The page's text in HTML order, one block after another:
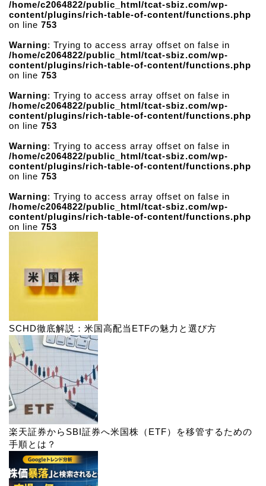
/home/c2064822/public_html/tcat-sbiz.com/wp-
content/plugins/rich-table-of-content/functions.php
on line 753
Warning: Trying to access array offset on false in
/home/c2064822/public_html/tcat-sbiz.com/wp-
content/plugins/rich-table-of-content/functions.php
on line 753
Warning: Trying to access array offset on false in
/home/c2064822/public_html/tcat-sbiz.com/wp-
content/plugins/rich-table-of-content/functions.php
on line 753
Warning: Trying to access array offset on false in
/home/c2064822/public_html/tcat-sbiz.com/wp-
content/plugins/rich-table-of-content/functions.php
on line 753
Warning: Trying to access array offset on false in
/home/c2064822/public_html/tcat-sbiz.com/wp-
content/plugins/rich-table-of-content/functions.php
on line 753
SCHD徹底解説：米国高配当ETFの魅力と選び方
楽天証券からSBI証券へ米国株（ETF）を移管するための
手順とは？